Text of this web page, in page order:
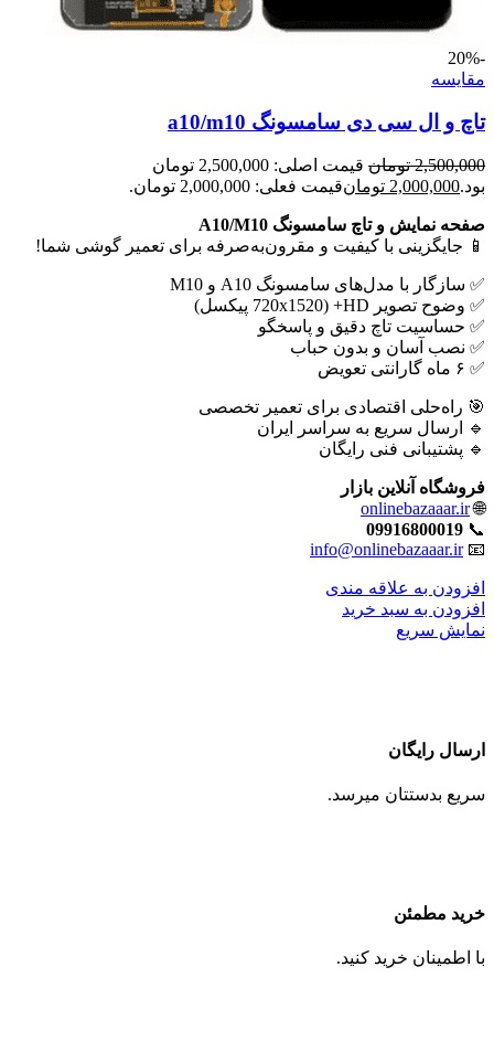
-20%
مقايسه
تاچ و ال سی دی سامسونگ a10/m10
2,500,000 تومان
قیمت اصلی: 2,500,000 تومان
بود.2,000,000 تومانقیمت فعلی: 2,000,000 تومان.
صفحه نمایش و تاچ سامسونگ A10/M10
📱 جایگزینی با کیفیت و مقرون‌به‌صرفه برای تعمیر گوشی شما!
✅ سازگار با مدل‌های سامسونگ A10 و M10
✅ وضوح تصویر HD+ (720x1520 پیکسل)
✅ حساسیت تاچ دقیق و پاسخگو
✅ نصب آسان و بدون حباب
✅ ۶ ماه گارانتی تعویض
🎯 راه‌حلی اقتصادی برای تعمیر تخصصی
🔹 ارسال سریع به سراسر ایران
🔹 پشتیبانی فنی رایگان
فروشگاه آنلاین بازار
🌐
onlinebazaaar.ir
📞
09916800019
📧
info@onlinebazaaar.ir
افزودن به علاقه مندی
افزودن به سبد خرید
نمایش سریع
ارسال رایگان
سریع بدستتان میرسد.
خرید مطمئن
با اطمینان خرید کنید.